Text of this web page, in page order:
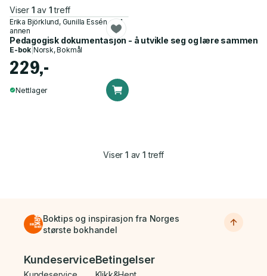
Viser 1 av 1 treff
Erika Björklund, Gunilla Essén og 1
annen
Pedagogisk dokumentasjon - å utvikle seg og lære sammen
E-bok Norsk, Bokmål
229,-
Nettlager
Viser1 av 1 treff
Boktips og inspirasjon fra Norges
største bokhandel
Bunnmeny
KundeserviceBetingelser